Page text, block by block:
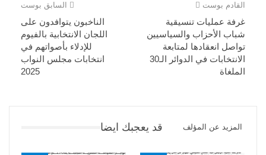
السابق بوست
الناخبون يتوافدون على
اللجان الانتخابية بالفيوم
للإدلاء بأصواتهم في
انتخابات مجلس النواب
2025
القادم بوست
غرفة عمليات تنسيقية
شباب الأحزاب والسياسيين
تواصل انعقادها لمتابعة
الانتخابات في الدوائر الـ30
الملغاة
قد يعجبك ايضا المزيد عن المؤلف